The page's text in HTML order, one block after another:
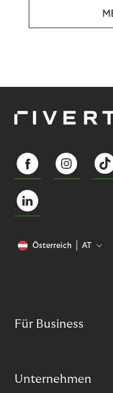
Österreich AT
Für Business
Unternehmen